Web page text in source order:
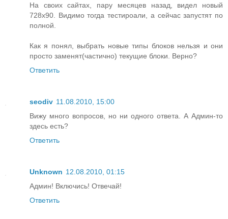
На своих сайтах, пару месяцев назад, видел новый
728x90. Видимо тогда тестироали, а сейчас запустят по
полной.
Как я понял, выбрать новые типы блоков нельзя и они
просто заменят(частично) текущие блоки. Верно?
Ответить
seodiv 11.08.2010, 15:00
Вижу много вопросов, но ни одного ответа. А Админ-то
здесь есть?
Ответить
Unknown 12.08.2010, 01:15
Админ! Включись! Отвечай!
Ответить